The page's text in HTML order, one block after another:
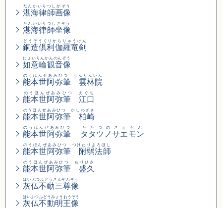
湛海律師画像
たんかいりつしがぞう
湛海律師坐像
たんかいりつしざぞう
銅造倶利伽羅竜剣
どうぞうくりからりゅうけん
如意輪観音像
にょいりんかんのんぞう
能本世阿弥筆 雲林院
のうほんぜあみひつ うんりんいん
能本世阿弥筆 江口
のうほんぜあみひつ えぐち
能本世阿弥筆 柏崎
のうほんぜあみひつ かしわざき
能本世阿弥筆
のうほんぜあみひつ
タタツノサエモン
たたつのさえもん
能本世阿弥筆 附弱法師
のうほんぜあみひつ つけたりよろほし
能本世阿弥筆 盛久
のうほんぜあみひつ もりひさ
灰仏不動三尊像
はいぶつふどうさんぞんぞう
灰仏不動明王像
はいぶつふどうみょうおうぞう